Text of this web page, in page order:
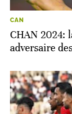
CAN
CHAN 2024:
adversaire